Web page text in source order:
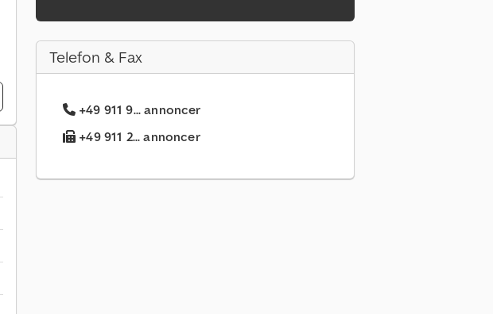
Telefon & Fax
+49 911 9... annoncer
+49 911 2... annoncer